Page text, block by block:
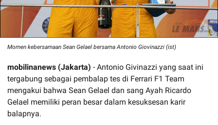
Momen kebersamaan Sean Gelael bersama Antonio Giovinazzi (ist)
mobilinanews (Jakarta) - Antonio Givinazzi yang saat ini
tergabung sebagai pembalap tes di Ferrari F1 Team
mengakui bahwa Sean Gelael dan sang Ayah Ricardo
Gelael memiliki peran besar dalam kesuksesan karir
balapnya.